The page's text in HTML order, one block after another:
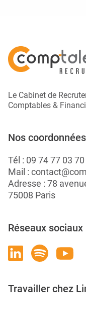
Le Cabinet de
Comptables &
Nos coordonnées
Tél : 09 74 77 03 70
Mail :
Adresse : 78
75008 Paris
Réseaux sociaux
Travailler chez